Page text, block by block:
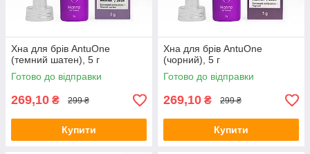
Хна для брів AntuOne
(темний шатен), 5 г
Готово до відправки
269,10 ₴ 299 ₴
Купити
Хна для брів AntuOne
(чорний), 5 г
Готово до відправки
269,10 ₴ 299 ₴
Купити